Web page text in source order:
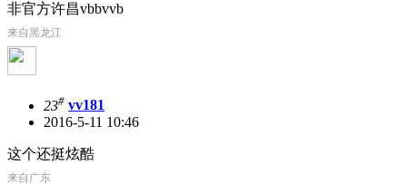
非官方许昌vbbvvb
来自黑龙江
23# vv181
2016-5-11 10:46
这个还挺炫酷
来自广东